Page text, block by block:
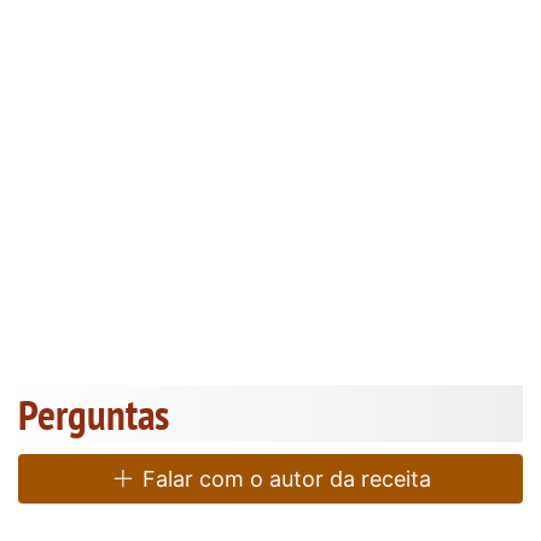
Perguntas
Falar com o autor da receita